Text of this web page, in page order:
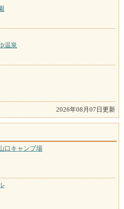
温泉
2026年08月07日更新
口キャンプ場